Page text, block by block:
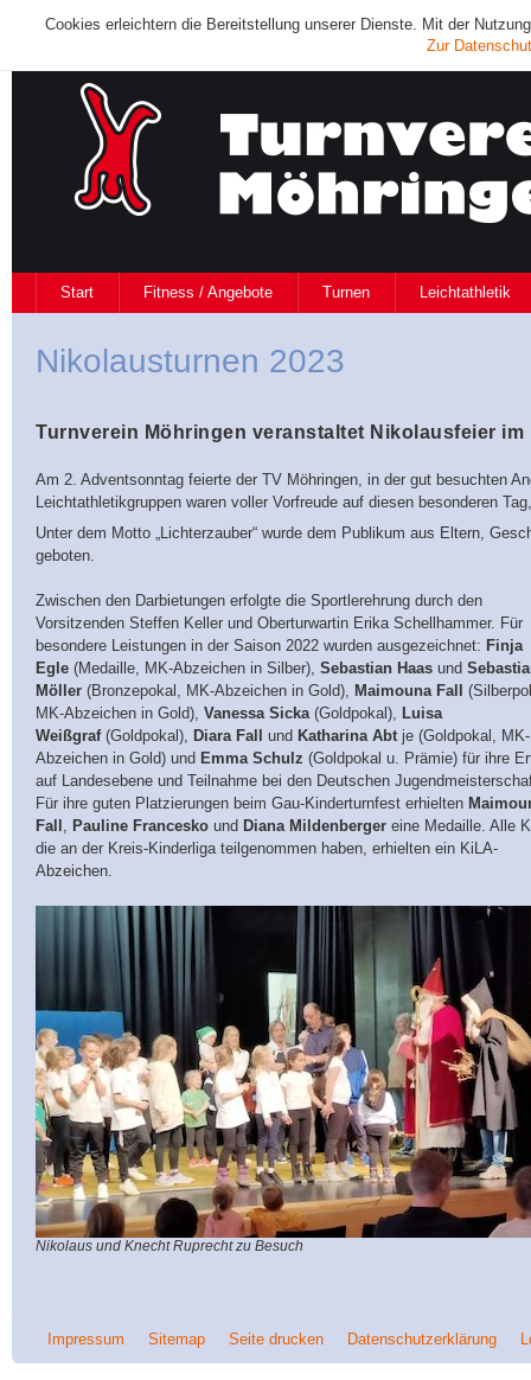
Start Fitness / Angebote Turnen Leichtathletik
Nikolausturnen 2023
Turnverein Möhringen veranstaltet Nikolausfeier
Am 2. Adventsonntag feierte der TV Möhringen, in der gut besuchten
Leichtathletikgruppen waren voller Vorfreude auf diesen besonderen
Unter dem Motto „Lichterzauber“ wurde dem Publikum aus Eltern,
geboten.
Zwischen den Darbietungen erfolgte die Sportlerehrung durch den
Vorsitzenden Steffen Keller und Oberturwartin Erika Schellhammer. Für
besondere Leistungen in der Saison 2022 wurden ausgezeichnet: Finja
Egle (Medaille, MK-Abzeichen in Silber), Sebastian Haas und
Möller (Bronzepokal, MK-Abzeichen in Gold), Maimouna Fall
MK-Abzeichen in Gold), Vanessa Sicka(Goldpokal), Luisa
Weißgraf(Goldpokal), Diara Fall und Katharina Abtje (Goldpokal, MK-
Abzeichen in Gold) und Emma Schulz (Goldpokal u. Prämie) für ihre
auf Landesebene und Teilnahme bei den Deutschen
Für ihre guten Platzierungen beim Gau-Kinderturnfest erhielten
Fall , Pauline Francesko und Diana Mildenberger eine Medaille. Alle
die an der Kreis-Kinderliga teilgenommen haben, erhielten ein KiLA-
Abzeichen.
Nikolaus und Knecht Ruprecht zu Besuch
Impressum Sitemap Seite drucken Datenschutzerklärung
Cookies erleichtern die Bereitstellung unserer Dienste. Mit der
Zur